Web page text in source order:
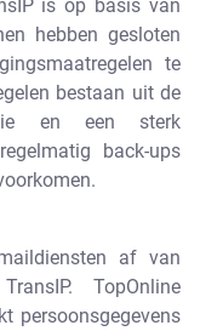
is op basis van
hebben gesloten
te
bestaan uit de
en een sterk
back-ups
af van
TopOnline
persoonsgegevens